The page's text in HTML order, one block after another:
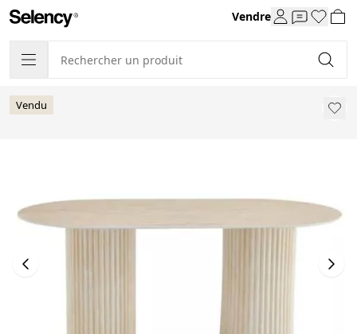
Vendre
Vendu